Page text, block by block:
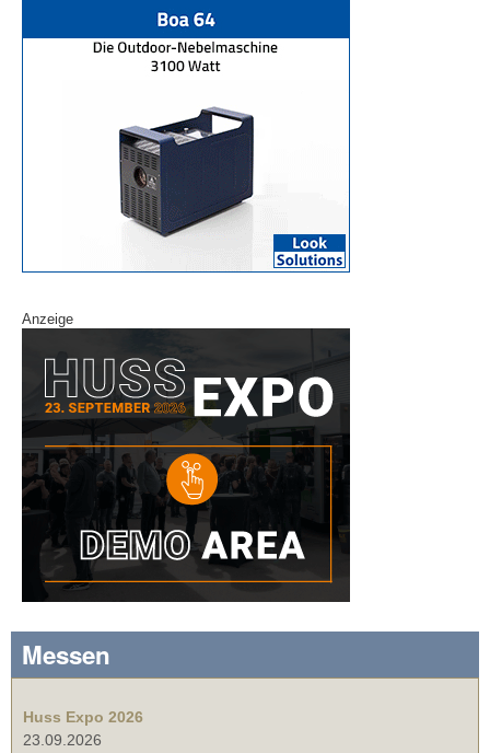
Anzeige
Messen
Huss Expo 2026
23.09.2026